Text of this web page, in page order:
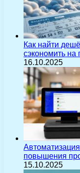
Как найти
сэкономить на
16.10.2025
повышения
15.10.2025